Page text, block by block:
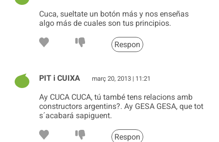
Cuca, sueltate un botón más y nos enseñas
algo más de cuales son tus principios.
Respon
PIT i CUIXA març 20, 2013 | 11:21
Ay CUCA CUCA, tú també tens relacions amb
constructors argentins?. Ay GESA GESA, que tot
s´acabará sapiguent.
Respon